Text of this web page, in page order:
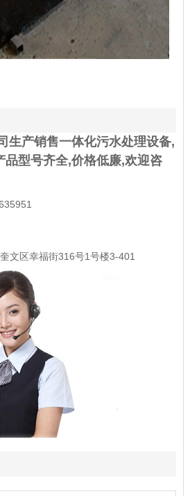
生产销售一体化污水处理设备,
品型号齐全,价格低廉,欢迎咨
文区幸福街316号1号楼3-401